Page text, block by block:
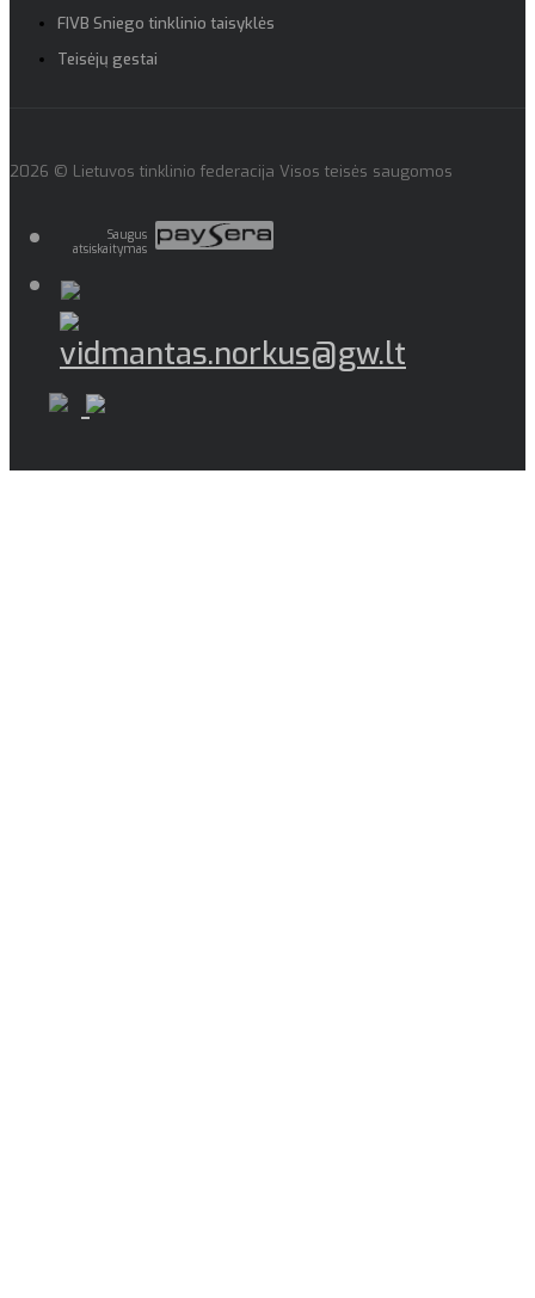
FIVB Sniego tinklinio taisyklės
Teisėjų gestai
2026 © Lietuvos tinklinio federacija Visos teisės saugomos
Saugus
atsiskaitymas